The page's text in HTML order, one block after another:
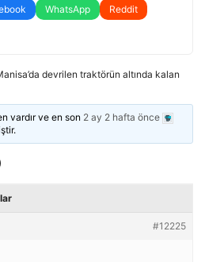
WhatsApp
Reddit
devrilen traktörün altında kalan
vardır ve en son 2 ay 2 hafta önce
#12225